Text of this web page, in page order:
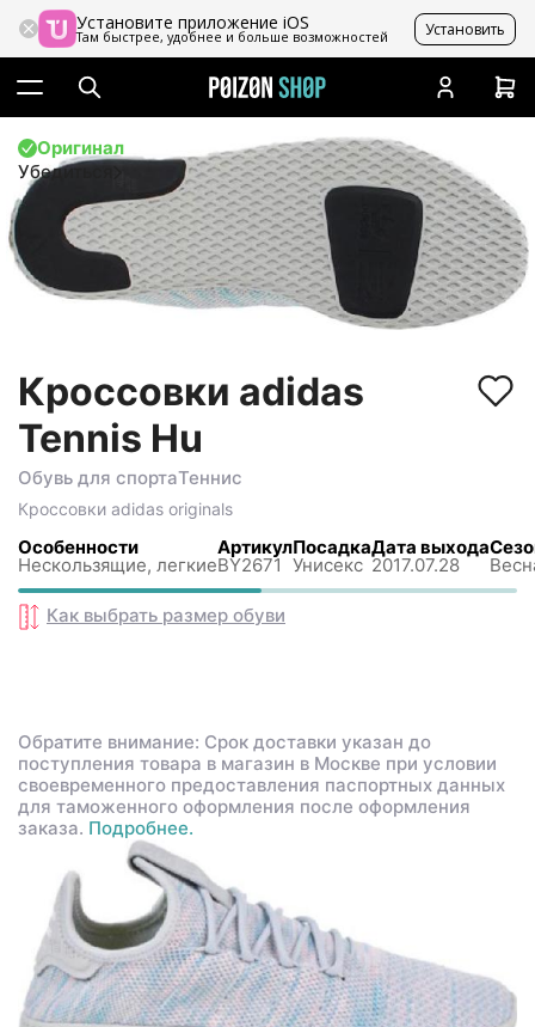
Установите приложение iOS
Там быстрее, удобнее и больше возможностей Установить
Оригинал
Убедиться
Кроссовки adidas
Tennis Hu
Обувь для спортаТеннис
Кроссовки adidas originals
Особенности
Нескользящиe, легкие
Артикул
BY2671
Посадка
Унисекс
Дата выхода
2017.07.28
Как выбрать размер обуви
Обратите внимание: Срок доставки указан до
поступления товара в магазин в Москве при условии
своевременного предоставления паспортных данных
для таможенного оформления после оформления
заказа. Подробнее.